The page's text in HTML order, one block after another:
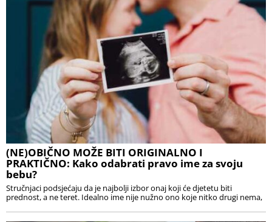
(NE)OBIČNO MOŽE BITI ORIGINALNO I
PRAKTIČNO: Kako odabrati pravo ime za svoju
bebu?
Stručnjaci podsjećaju da je najbolji izbor onaj koji će djetetu biti
prednost, a ne teret. Idealno ime nije nužno ono koje nitko drugi nema,